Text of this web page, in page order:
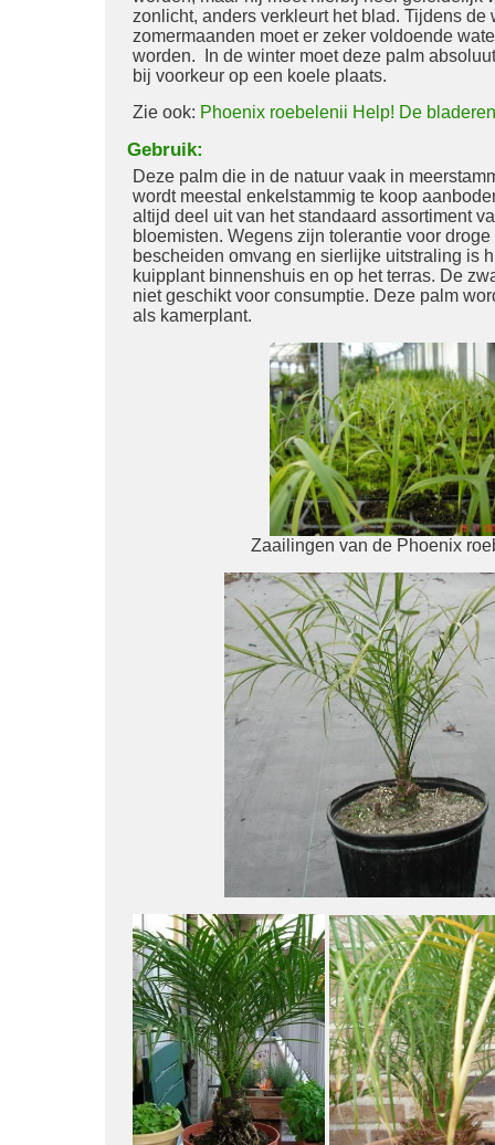
zonlicht, anders verkleurt het blad. Tijdens de
zomermaanden moet er zeker voldoende
worden. In de winter moet deze palm
bij voorkeur op een koele plaats.
Zie ook: Phoenix roebelenii Help! De
Gebruik:
Deze palm die in de natuur vaak in
wordt meestal enkelstammig te koop
altijd deel uit van het standaard assortiment
bloemisten. Wegens zijn tolerantie voor
bescheiden omvang en sierlijke uitstraling is
kuipplant binnenshuis en op het terras. De
niet geschikt voor consumptie. Deze palm
als kamerplant.
Zaailingen van de Phoenix